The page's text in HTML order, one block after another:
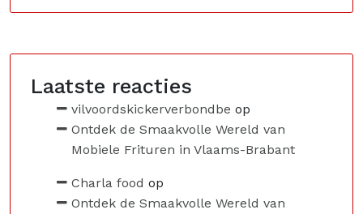
Laatste reacties
vilvoordskickerverbondbe op
Ontdek de Smaakvolle Wereld van
Mobiele Frituren in Vlaams-Brabant
Charla food op
Ontdek de Smaakvolle Wereld van